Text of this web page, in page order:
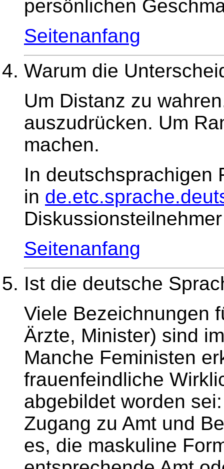
persönlichen
Seitenanfang
Warum die
Um Distanz zu
auszudrücken. Um
machen.
In deutschsprachigen
in
Seitenanfang
Ist die deutsche
Viele Bezeichnungen
Ärzte, Minister) sind
Manche Feministen
frauenfeindliche
abgebildet worden
Zugang zu Amt und
es, die maskuline